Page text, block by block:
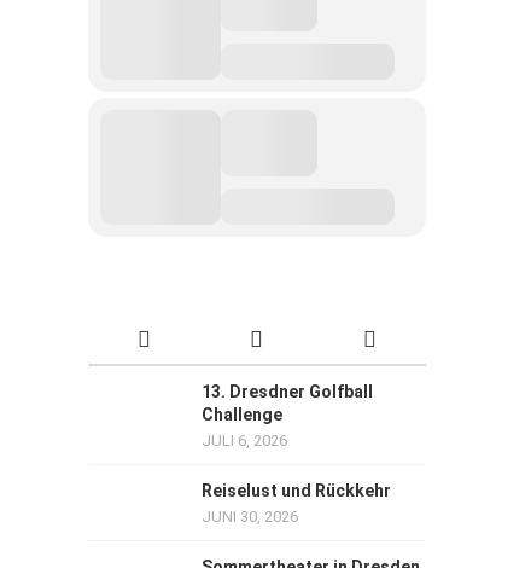
13. Dresdner Golfball
Challenge
JULI 6, 2026
Reiselust und Rückkehr
JUNI 30, 2026